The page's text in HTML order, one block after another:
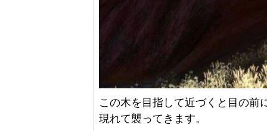
この木を目指して近づくと目の前
現れて襲ってきます。